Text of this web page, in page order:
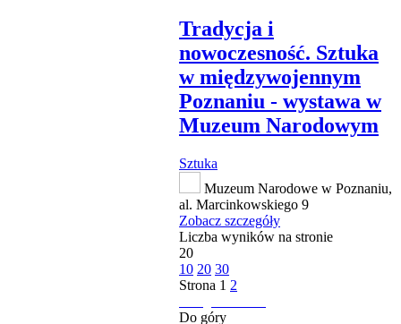
Tradycja i
nowoczesność. Sztuka
w międzywojennym
Poznaniu - wystawa w
Muzeum Narodowym
Sztuka
Muzeum Narodowe w Poznaniu,
al. Marcinkowskiego 9
Zobacz szczegóły
Liczba wyników na stronie
20
10 20 30
Strona 1 2
Do góry